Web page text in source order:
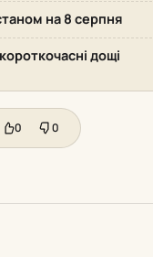
на 8 серпня
дощі
0 0